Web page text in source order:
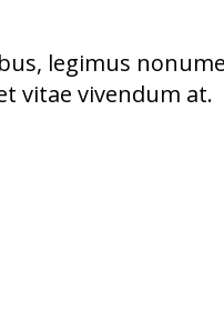
legimus
vitae vivendum at.